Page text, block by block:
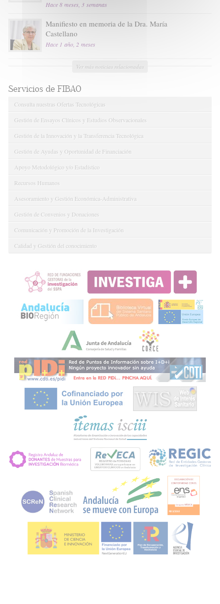
Hace 8 meses, 3 semanas
Manifiesto en memoria de la Dra. María
Castellano
Hace 1 año, 2 meses
Ver más noticias relacionadas
Servicios de FIBAO
Consulta nuestras Ofertas Tecnológicas
Gestión de Ensayos Clínicos y Estudios Observacionales
Gestión de la Innovación y la Transferencia Tecnológica
Gestión de Ayudas y Oportunidad de Financiación
Apoyo Metodológico y/o Estadístico
Recursos Humanos
Asesoramiento y Gestión Económica-Administrativa
Gestión de Convenios y Donaciones
Comunicación y Promoción de la Investigación
Calidad y Gestión del conocimiento